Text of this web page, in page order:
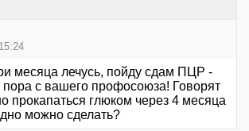
месяца лечусь, пойду сдам ПЦР -
с вашего профосоюза! Говорят
прокапаться глюком через 4 месяца
можно сделать?